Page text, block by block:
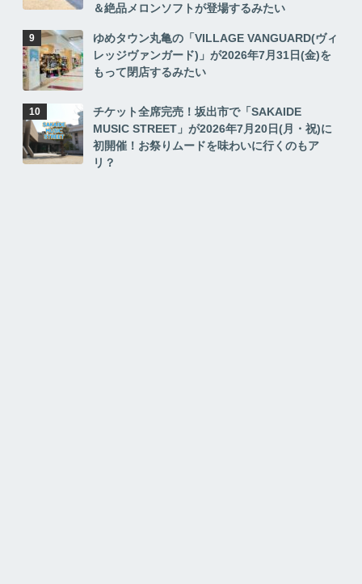
＆絶品メロンソフトが登場するみたい
ゆめタウン丸亀の「VILLAGE VANGUARD(ヴィ
レッジヴァンガード)」が2026年7月31日(金)を
もって閉店するみたい
チケット全席完売！坂出市で「SAKAIDE
MUSIC STREET」が2026年7月20日(月・祝)に
初開催！お祭りムードを味わいに行くのもア
リ？